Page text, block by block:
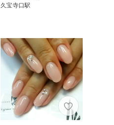
久宝寺口駅